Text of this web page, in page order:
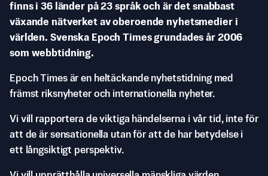
finns i 36 länder på 23 språk och är det snabbast
växande nätverket av oberoende nyhetsmedier i
världen. Svenska Epoch Times grundades år 2006
som webbtidning.
Epoch Times är en heltäckande nyhetstidning med
främst riksnyheter och internationella nyheter.
Vi vill rapportera de viktiga händelserna i vår tid, inte för
att de är sensationella utan för att de har betydelse i
ett långsiktigt perspektiv.